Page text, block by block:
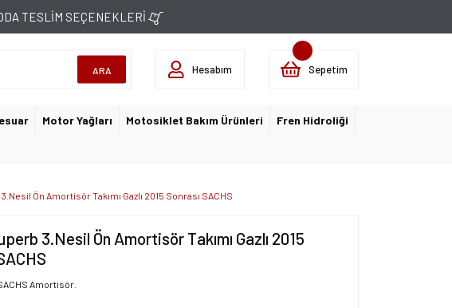
TESLİM SEÇENEKLERİ
ARA Hesabım Sepetim
Motor Yağları Motosiklet Bakım Ürünleri Fren Hidroliği
Ön Amortisör Takımı Gazlı 2015 Sonrası SACHS
3.Nesil Ön Amortisör Takımı Gazlı 2015
Amortisör.